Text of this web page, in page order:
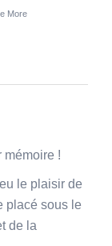
More
mémoire !
le plaisir de
placé sous le
de la